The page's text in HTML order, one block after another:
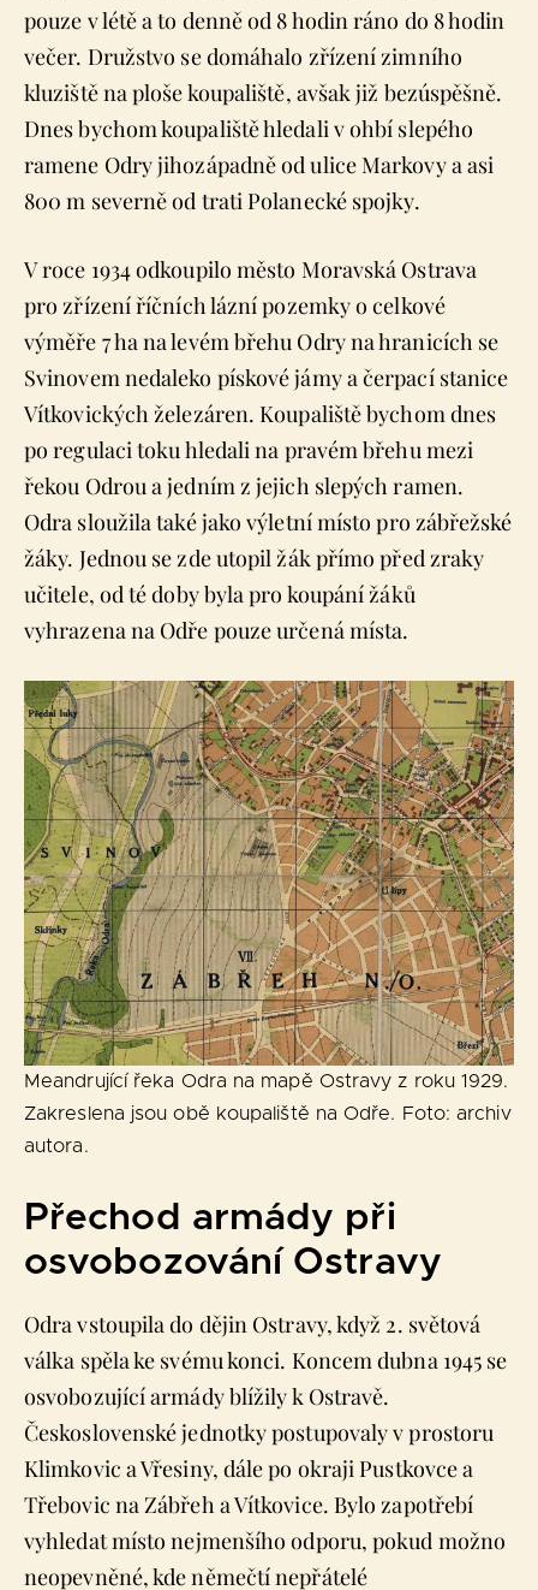
pouze v létě a to denně od 8 hodin ráno do 8 hodin
večer. Družstvo se domáhalo zřízení zimního
kluziště na ploše koupaliště, avšak již bezúspěšně.
Dnes bychom koupaliště hledali v ohbí slepého
ramene Odry jihozápadně od ulice Markovy a asi
800 m severně od trati Polanecké spojky.
V roce 1934 odkoupilo město Moravská Ostrava
pro zřízení říčních lázní pozemky o celkové
výměře 7 ha na levém břehu Odry na hranicích se
Svinovem nedaleko pískové jámy a čerpací stanice
Vítkovických železáren. Koupaliště bychom dnes
po regulaci toku hledali na pravém břehu mezi
řekou Odrou a jedním z jejich slepých ramen.
Odra sloužila také jako výletní místo pro zábřežské
žáky. Jednou se zde utopil žák přímo před zraky
učitele, od té doby byla pro koupání žáků
vyhrazena na Odře pouze určená místa.
Meandrující řeka Odra na mapě Ostravy z roku 1929.
Zakreslena jsou obě koupaliště na Odře. Foto: archiv
autora.
Přechod armády při
osvobozování Ostravy
Odra vstoupila do dějin Ostravy, když 2. světová
válka spěla ke svému konci. Koncem dubna 1945 se
osvobozující armády blížily k Ostravě.
Československé jednotky postupovaly v prostoru
Klimkovic a Vřesiny, dále po okraji Pustkovce a
Třebovic na Zábřeh a Vítkovice. Bylo zapotřebí
vyhledat místo nejmenšího odporu, pokud možno
neopevněné, kde němečtí nepřátelé